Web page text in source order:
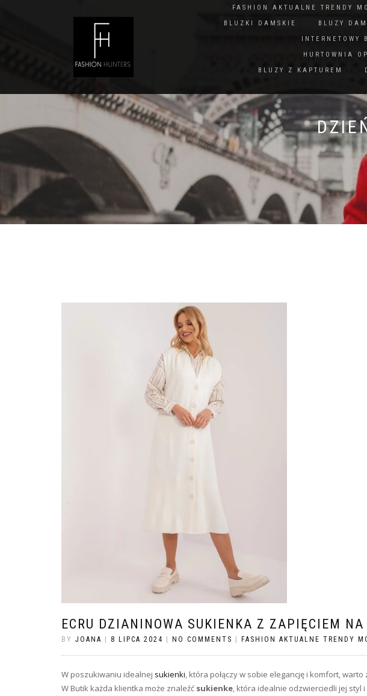
FASHION AKTUALNE TRENDY
BLUZKI DAMSKIE
BLUZY
INTERNETOWY
HURTOWNIA
BLUZY Z KAPTUREM
ECRU DZIANINOWA SUKIENKA Z ZAPIĘCIEM NA
BY JOANA 8 LIPCA 2024 NO COMMENTS FASHION AKTUALNE TRENDY
W poszukiwaniu idealnej sukienki, która połączy w sobie elegancję i komfort,
W Butik każda klientka może znaleźć sukienke, która idealnie odzwierciedli jej styl